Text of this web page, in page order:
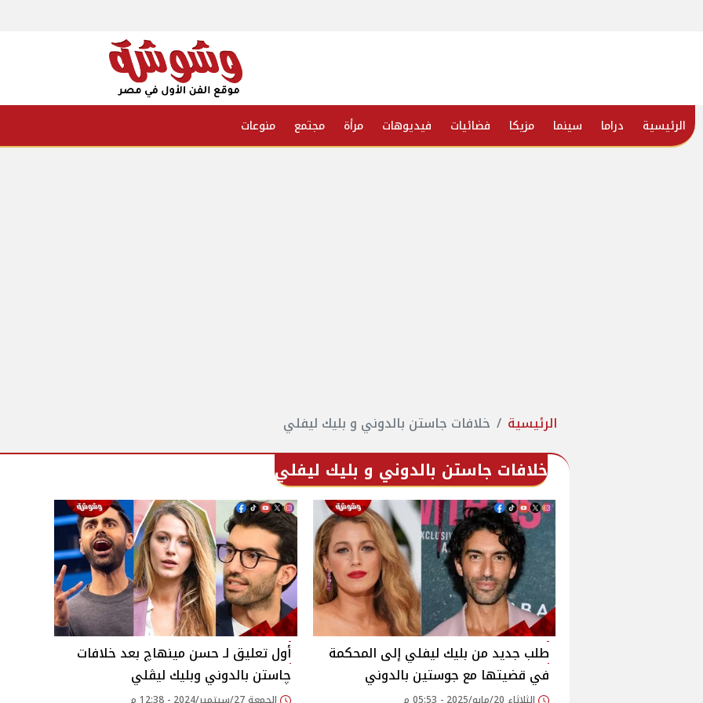
الرئيسية دراما سينما مزيكا فضائيات فيديوهات مرأة مجتمع منوعات
الرئيسية خلافات جاستن بالدوني و بليك ليفلي
خلافات جاستن بالدوني و بليك ليفلي
طلب جديد من بليك ليفلي إلى المحكمة
في قضيتها مع جوستين بالدوني
أول تعليق لـ حسن مينهاچ بعد خلافات
چاستن بالدوني وبليك ليڤلي